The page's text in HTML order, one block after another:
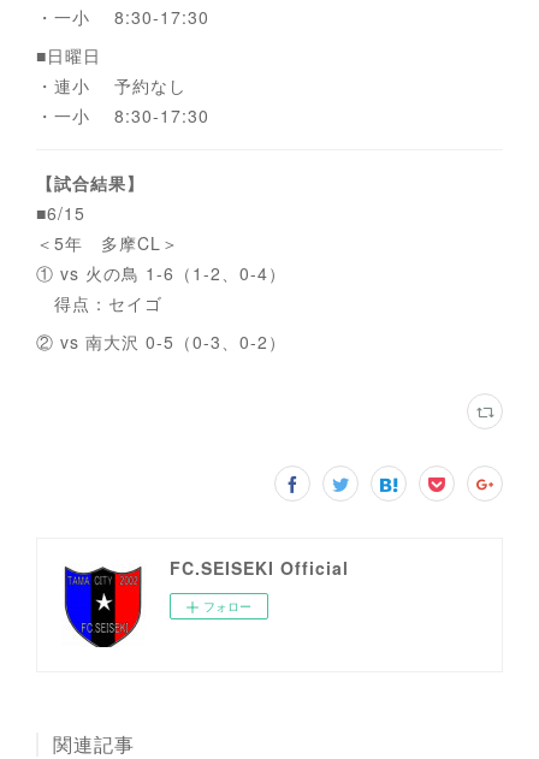
・一小 8:30-17:30
■日曜日
・連小 予約なし
・一小 8:30-17:30
【試合結果】
■6/15
＜5年 多摩CL＞
① vs 火の鳥 1-6（1-2、0-4）
得点：セイゴ
② vs 南大沢 0-5（0-3、0-2）
FC.SEISEKI Official
フォロー
関連記事